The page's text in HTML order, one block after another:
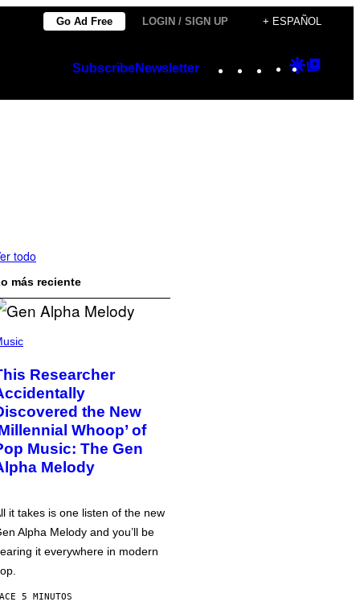
Go Ad Free LOGIN / SIGN UP + ESPAÑOL
SubscribeNewsletter Instagram
TikTok
YouTube
Google
todo
más reciente
Researcher
the New
Whoop’ of
Music: The Gen
Melody
it takes is one listen of the new
Alpha Melody and you’ll be
it everywhere in modern
5 MINUTOS